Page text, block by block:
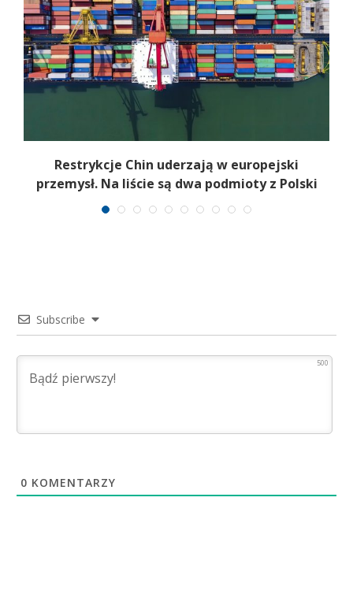
Restrykcje Chin uderzają w europejski
przemysł. Na liście są dwa podmioty z Polski
Subscribe
500
0 KOMENTARZY